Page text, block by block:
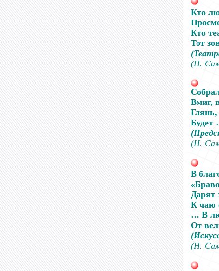
Кто
Кто
Тот
(Н.
Вмиг,
Глянь,
Будет
(Н.
В
Дарят
К чаю
… В
От
(Н.